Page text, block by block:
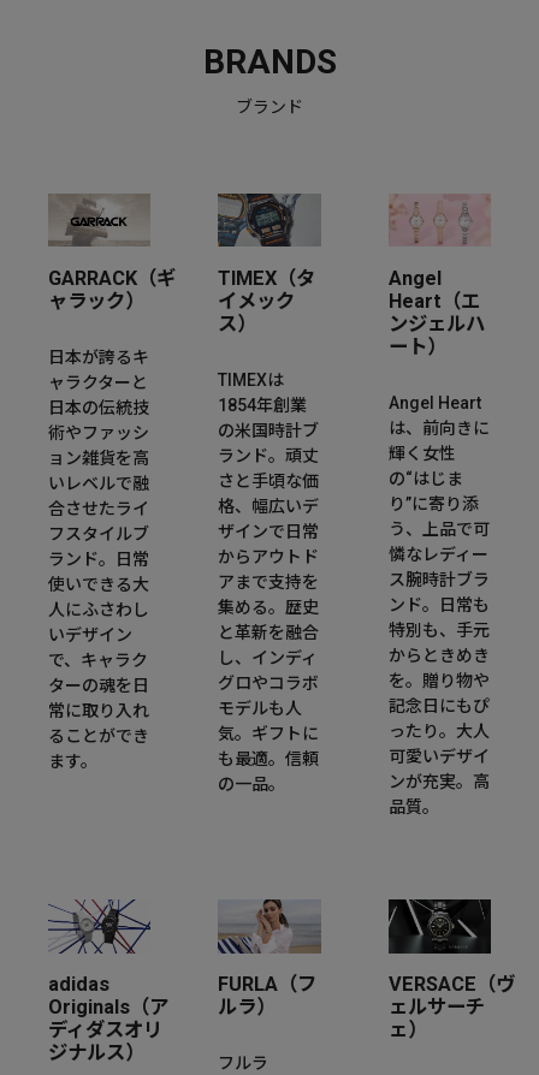
BRANDS
ブランド
GARRACK（ギ
ャラック）
日本が誇るキ
ャラクターと
日本の伝統技
術やファッシ
ョン雑貨を高
いレベルで融
合させたライ
フスタイルブ
ランド。日常
使いできる大
人にふさわし
いデザイン
で、キャラク
ターの魂を日
常に取り入れ
ることができ
ます。
TIMEX（タ
イメック
ス）
TIMEXは
1854年創業
の米国時計ブ
ランド。頑丈
さと手頃な価
格、幅広いデ
ザインで日常
からアウトド
アまで支持を
集める。歴史
と革新を融合
し、インディ
グロやコラボ
モデルも人
気。ギフトに
も最適。信頼
の一品。
Angel
Heart（エ
ンジェルハ
ート）
Angel Heart
は、前向きに
輝く女性
の“はじま
り”に寄り添
う、上品で可
憐なレディー
ス腕時計ブラ
ンド。日常も
特別も、手元
からときめき
を。贈り物や
記念日にもぴ
ったり。大人
可愛いデザイ
ンが充実。高
品質。
adidas
Originals（ア
ディダスオリ
ジナルス）
FURLA（フ
ルラ）
フルラ
VERSACE（ヴ
ェルサーチ
ェ）